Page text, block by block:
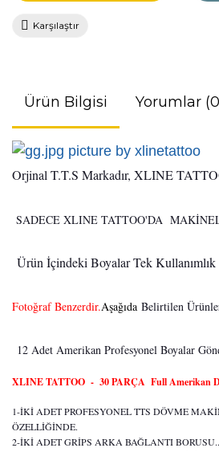
Karşılaştır
Ürün Bilgisi Yorumlar
Orjinal T.T.S Markadır, XLINE
SADECE XLINE TATTOO'DA
Ürün İçindeki Boyalar Tek
Fotoğraf Benzerdir.Aşağıda Belirtilen
12 Adet Amerikan Profesyonel Boyalar
XLINE TATTOO - 30 PARÇA Full Amerikan
1-İKİ ADET PROFESYONEL TTS DÖVME
ÖZELLİĞİNDE.
2-İKİ ADET GRİPS ARKA BAĞLANTI